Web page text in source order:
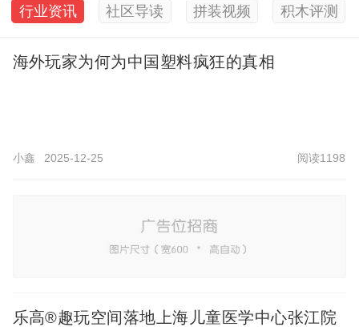
行业资讯 社区导读 拼装视频 积木评测
海外玩家为何为中国塑料疯狂的真相
小鑫 2025-12-25 阅读1198
乐高®趣玩空间落地上海儿童医学中心张江院